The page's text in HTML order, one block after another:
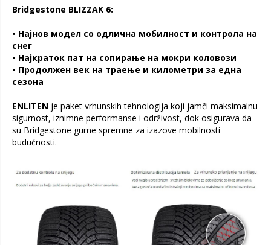
Bridgestone BLIZZAK 6:
• Најнов модел со одлична мобилност и контрола на
снег
• Најкраток пат на сопирање на мокри коловози
• Продолжен век на траење и километри за една
сезона
ENLITEN je paket vrhunskih tehnologija koji jamči maksimalnu
sigurnost, iznimne performanse i održivost, dok osigurava da
su Bridgestone gume spremne za izazove mobilnosti
budućnosti.